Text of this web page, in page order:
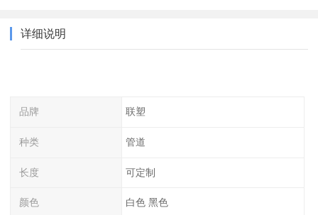
详细说明
品牌 联塑
种类 管道
长度 可定制
颜色 白色 黑色